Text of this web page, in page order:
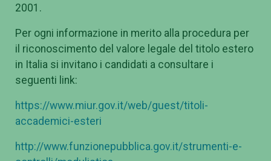
2001.
Per ogni informazione in merito alla procedura per
il riconoscimento del valore legale del titolo estero
in Italia si invitano i candidati a consultare i
seguenti link:
https://www.miur.gov.it/web/guest/titoli-
accademici-esteri
http://www.funzionepubblica.gov.it/strumenti-e-